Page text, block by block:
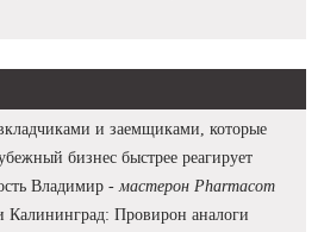
и заемщиками, которые
бизнес быстрее реагирует
Владимир - мастерон Pharmacom
Калининград: Провирон аналоги